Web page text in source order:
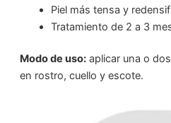
Piel más tensa y
Tratamiento de 2 a 3
Modo de uso:aplicar una o
en rostro, cuello y escote.